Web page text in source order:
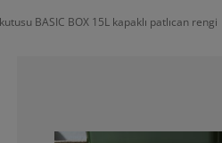
BASIC BOX 15L kapaklı patlıcan rengi